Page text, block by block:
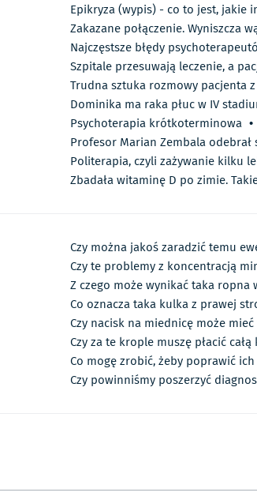
Epikryza (wypis) - co to jest, jakie
Zakazane połączenie. Wyniszcza
Najczęstsze błędy
Szpitale przesuwają leczenie, a
Trudna sztuka rozmowy pacjenta
Dominika ma raka płuc w IV
Psychoterapia krótkoterminowa •
Profesor Marian Zembala
Politerapia, czyli zażywanie kilku
Zbadała witaminę D po zimie.
Czy można jakoś zaradzić temu
Czy te problemy z koncentracją
Z czego może wynikać taka ropna
Co oznacza taka kulka z prawej
Czy nacisk na miednicę może
Czy za te krople muszę płacić całą
Co mogę zrobić, żeby poprawić
Czy powinniśmy poszerzyć